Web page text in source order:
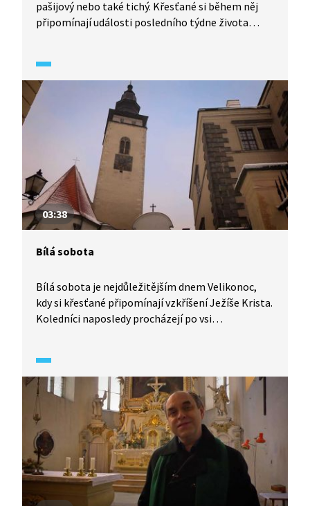
pašijový nebo také tichý. Křesťané si během něj
připomínají události posledního týdne života
03:38
Bílá sobota
Bílá sobota je nejdůležitějším dnem Velikonoc,
kdy si křesťané připomínají vzkříšení Ježíše Krista.
Koledníci naposledy procházejí po vsi
po setmění.